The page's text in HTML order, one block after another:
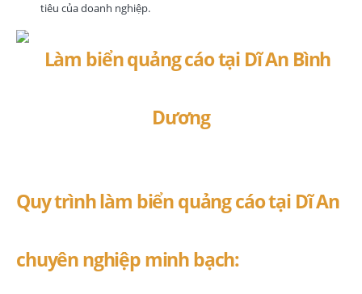
tiêu của doanh nghiệp.
Quy trình làm biển quảng cáo tại Dĩ An
chuyên nghiệp minh bạch: